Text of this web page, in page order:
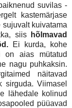
suvilas -
kastemärjase
kuivatama
siishõlmavad
Ei kurda, kohe
aias mütatud
nagu puhkaksin.
näitavad
sirguda. Viimasel
lähedale kolinud
püüavad